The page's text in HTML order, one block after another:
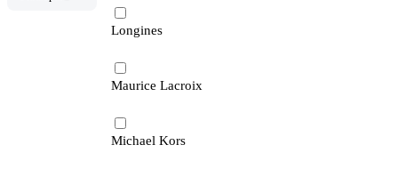
Longines
Maurice Lacroix
Michael Kors